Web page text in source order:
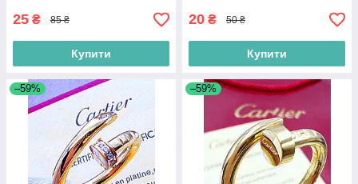
25 ₴ 85 ₴
Купити
20 ₴ 50 ₴
Купити
–59% –59%